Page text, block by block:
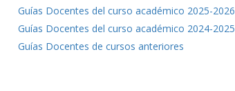
Guías Docentes del curso académico 2025-2026
Guías Docentes del curso académico 2024-2025
Guías Docentes de cursos anteriores